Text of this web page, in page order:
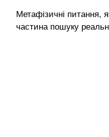
Метафізичні питання,
частина пошуку